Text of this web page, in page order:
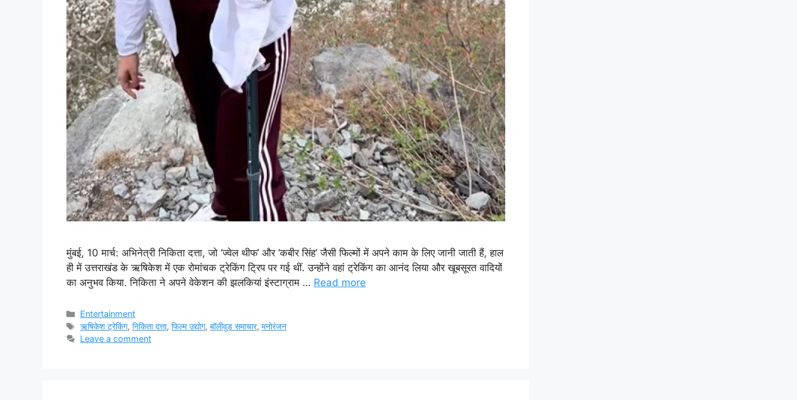
मुंबई, 10 मार्च: अभिनेत्री निकिता दत्ता, जो ‘ज्वेल थीफ’ और ‘कबीर सिंह’ जैसी फिल्मों में अपने काम के लिए जानी जाती हैं, हाल
ही में उत्तराखंड के ऋषिकेश में एक रोमांचक ट्रेकिंग ट्रिप पर गई थीं. उन्होंने वहां ट्रेकिंग का आनंद लिया और खूबसूरत वादियों
का अनुभव किया. निकिता ने अपने वेकेशन की झलकियां इंस्टाग्राम … Read more
Categories
Entertainment
Tags
ऋषिकेश ट्रेकिंग,निकिता दत्ता,फिल्म उद्योग,बॉलीवुड समाचार,मनोरंजन
Leave a comment